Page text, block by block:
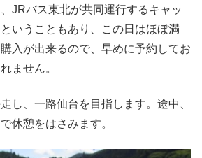
JRバス東北が共同運行するキャッ
いうこともあり、この日はほぼ満
入が出来るので、早めに予約してお
ません。
し、一路仙台を目指します。途中、
休憩をはさみます。